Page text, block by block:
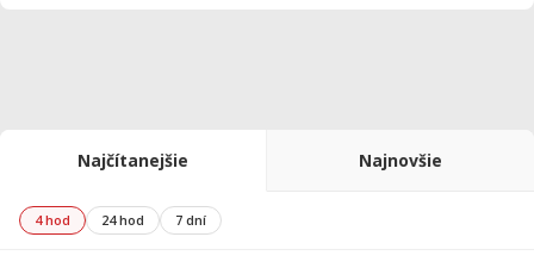
Najčítanejšie Najnovšie
4 hod 24 hod 7 dní